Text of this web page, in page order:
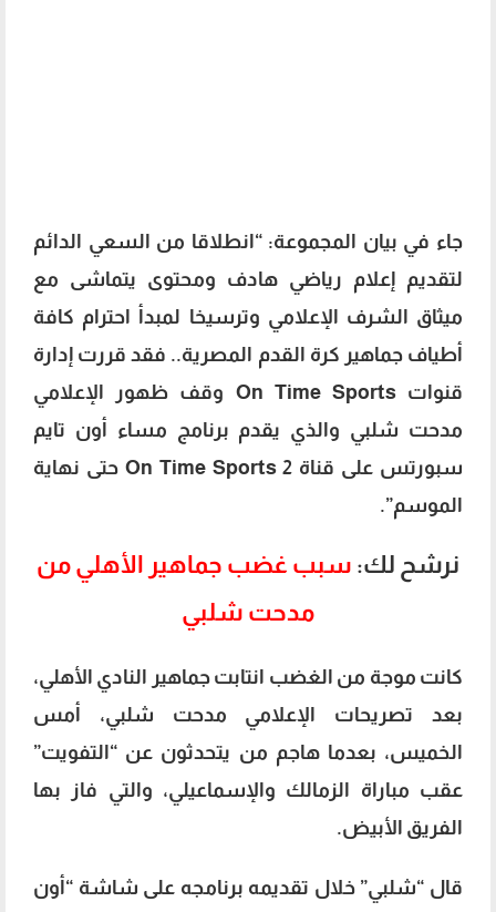
جاء في بيان المجموعة: “انطلاقا من السعي الدائم
لتقديم إعلام رياضي هادف ومحتوى يتماشى مع
ميثاق الشرف الإعلامي وترسيخا لمبدأ احترام كافة
أطياف جماهير كرة القدم المصرية.. فقد قررت إدارة
قنوات On Time Sports وقف ظهور الإعلامي
مدحت شلبي والذي يقدم برنامج مساء أون تايم
سبورتس على قناة On Time Sports 2 حتى نهاية
الموسم”.
نرشح لك: سبب غضب جماهير الأهلي من
مدحت شلبي
كانت موجة من الغضب انتابت جماهير النادي الأهلي،
بعد تصريحات الإعلامي مدحت شلبي، أمس
الخميس، بعدما هاجم من يتحدثون عن “التفويت”
عقب مباراة الزمالك والإسماعيلي، والتي فاز بها
الفريق الأبيض.
قال “شلبي” خلال تقديمه برنامجه على شاشة “أون